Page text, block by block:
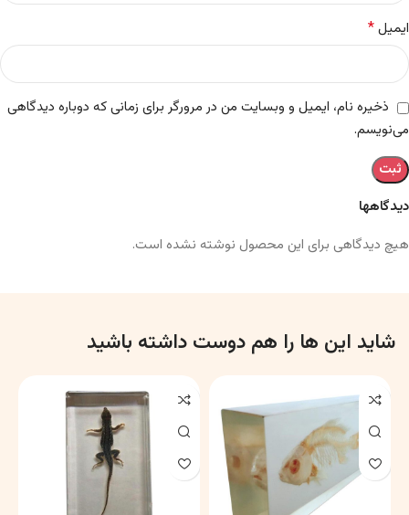
دیدگاهها
هیچ دیدگاهی برای این محصول نوشته نشده است.
ایمیل*
ذخیره نام، ایمیل و وبسایت من در مرورگر برای زمانی که دوباره دیدگاهی
می‌نویسم.
شاید این ها را هم دوست داشته باشید